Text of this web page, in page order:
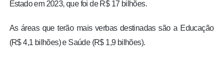
Estado em 2023, que foi de R$ 17 bilhões.
As áreas que terão mais verbas destinadas são a Educação
(R$ 4,1 bilhões) e Saúde (R$ 1,9 bilhões).